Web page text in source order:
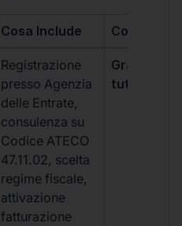
Cosa Include Costo
Registrazione
presso Agenzia
delle Entrate,
consulenza su
Codice ATECO
47.11.02, scelta
regime fiscale,
attivazione
fatturazione
Gratis,
tutti i piani